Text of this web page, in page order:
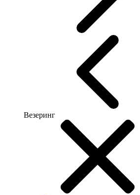
Везеринг